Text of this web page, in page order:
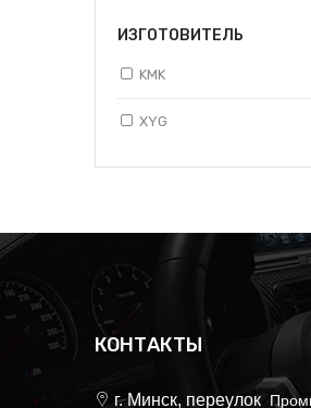
ИЗГОТОВИТЕЛЬ
KMK
XYG
КОНТАКТЫ
г. Минск, переулок